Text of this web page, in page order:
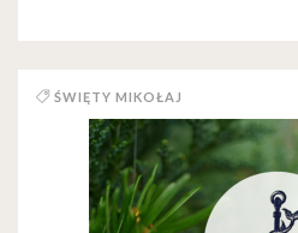
ŚWIĘTY MIKOŁAJ